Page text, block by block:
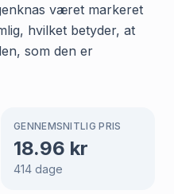
været markeret
hvilket betyder, at
som den er
GENNEMSNITLIG PRIS
18.96 kr
414 dage